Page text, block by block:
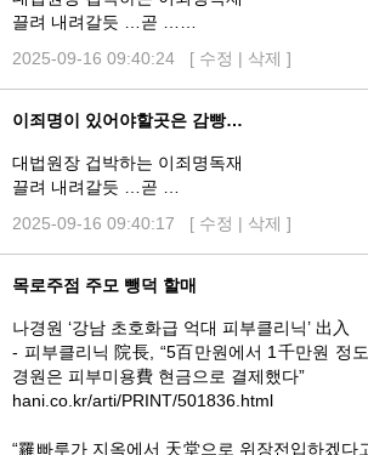
끌려 내려갈듯 …곧 ……
2025-09-16 09:40:24 [ 수정 | 삭제 ]
이죄명이 있어야할곳은 감빵…
대법원장 겁박하는 이죄명독재
끌려 내려갈듯 …곧 …
2025-09-16 09:40:17 [ 수정 | 삭제 ]
목로주점 주모 뺑덕 할매
나경원 ‘강남 초호화급 억대 피부클리닉’ 出入
- 피부클리닉 院長, “5百만원에서 1千만원 정
경원은 피부미용費 현금으로 결제했다”
hani.co.kr/arti/PRINT/501836.html
“羅빠루가 지옥에서 天堂으로 위장전입하겠다